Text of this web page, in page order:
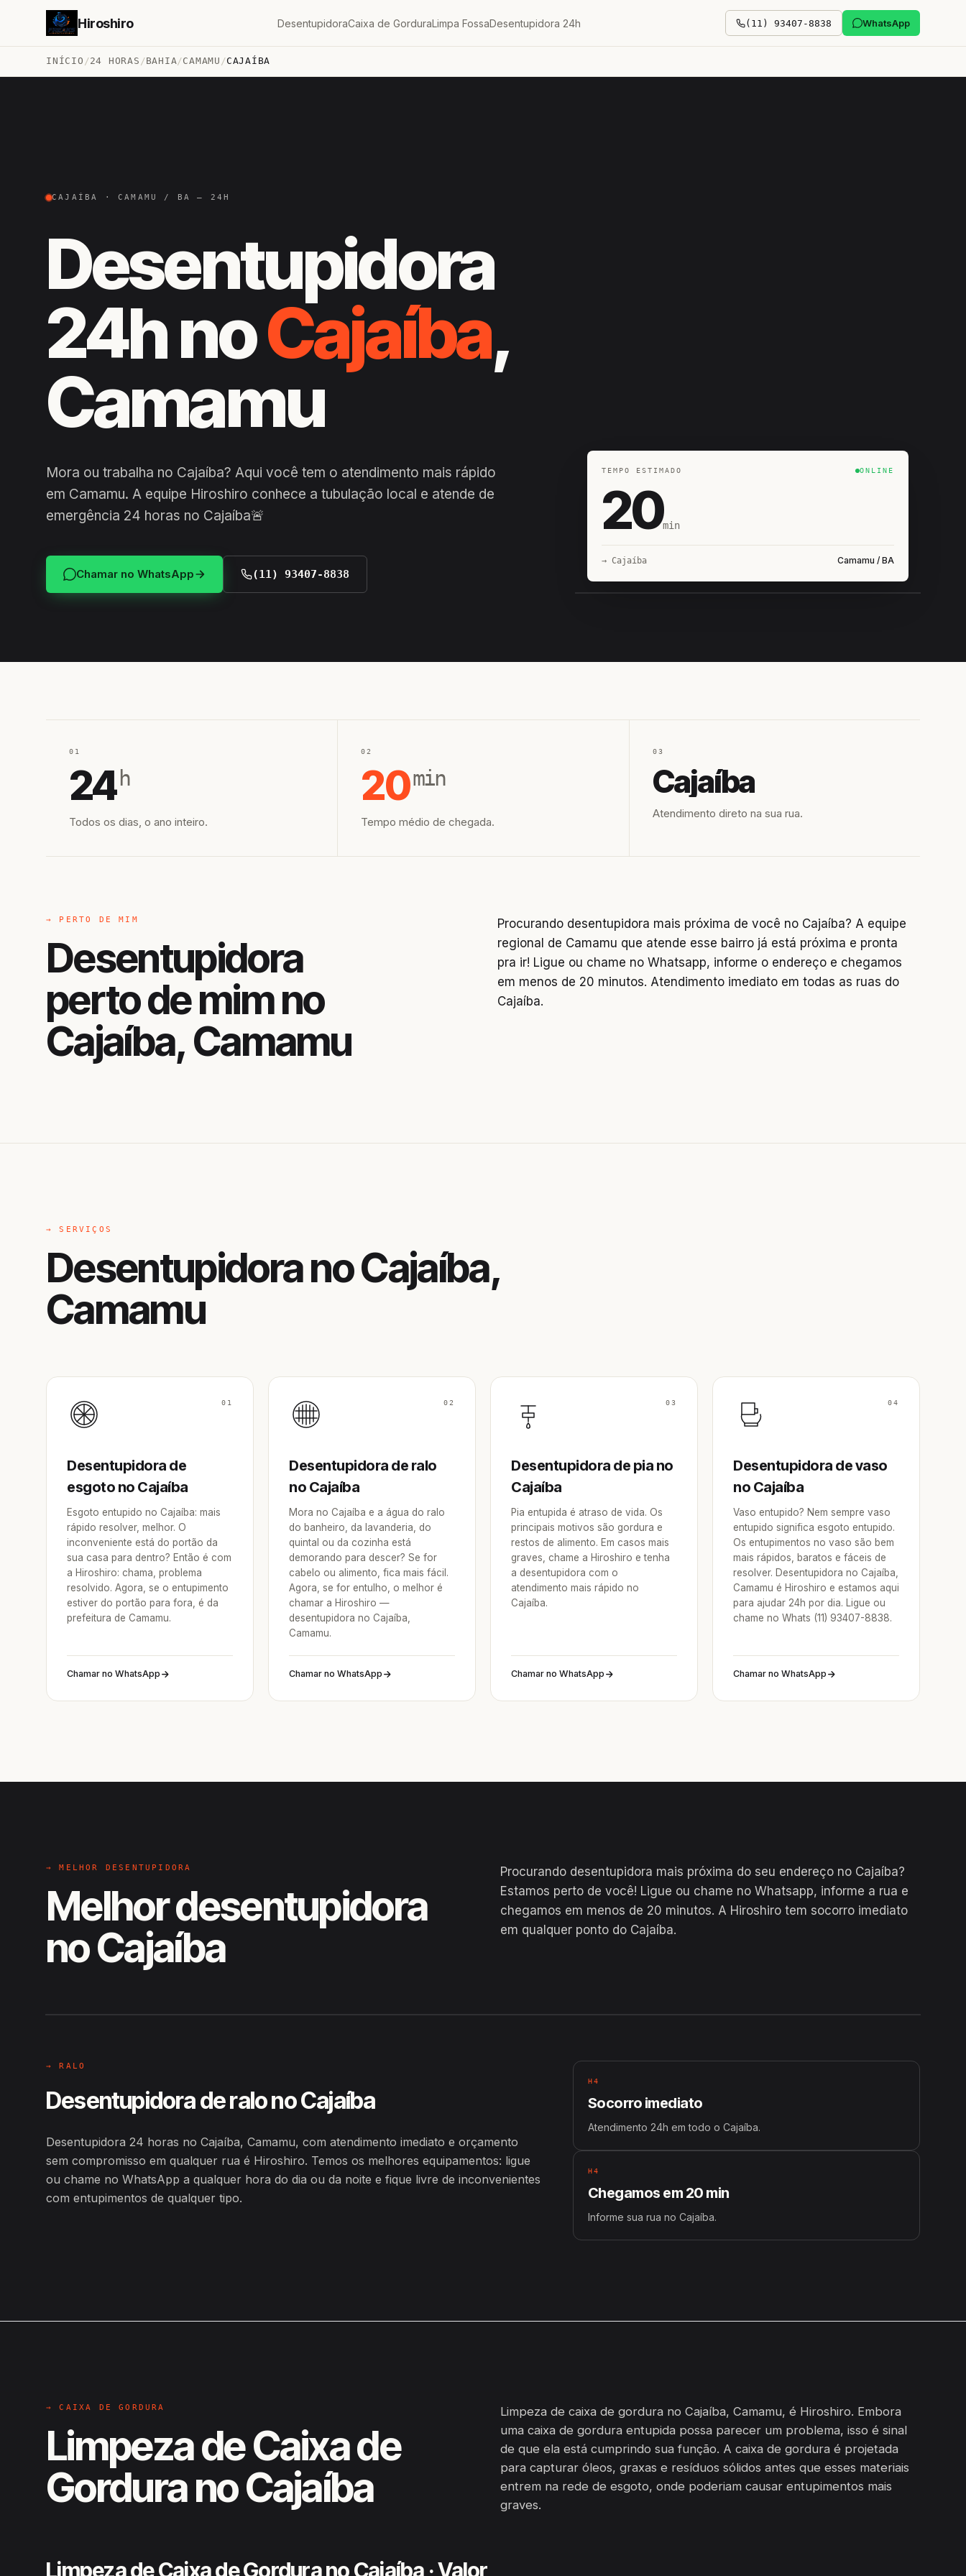
Hiroshiro DesentupidoraCaixa de GorduraLimpa FossaDesentupidora 24h (11) 93407-8838 WhatsApp
INÍCIO /24 HORAS /BAHIA/CAMAMU /CAJAÍBA
CAJAÍBA · CAMAMU / BA — 24H
Desentupidora
24h noCajaíba,
Camamu
Mora ou trabalha no Cajaíba? Aqui você tem o atendimento mais rápido
em Camamu. A equipe Hiroshiro conhece a tubulação local e atende de
emergência 24 horas no Cajaíba🚨
Chamar no WhatsApp (11) 93407-8838
TEMPO ESTIMADO ONLINE
20min
→ Cajaíba Camamu / BA
01
24 h
Todos os dias, o ano inteiro.
02
20min
Tempo médio de chegada.
03
Cajaíba
Atendimento direto na sua rua.
→ PERTO DE MIM
Desentupidora
perto de mim no
Cajaíba, Camamu
Procurando desentupidora mais próxima de você no Cajaíba? A equipe
regional de Camamu que atende esse bairro já está próxima e pronta
pra ir! Ligue ou chame no Whatsapp, informe o endereço e chegamos
em menos de 20 minutos. Atendimento imediato em todas as ruas do
Cajaíba.
→ SERVIÇOS
Desentupidora no Cajaíba,
Camamu
01
Desentupidora de
esgoto no Cajaíba
Esgoto entupido no Cajaíba: mais
rápido resolver, melhor. O
inconveniente está do portão da
sua casa para dentro? Então é com
a Hiroshiro: chama, problema
resolvido. Agora, se o entupimento
estiver do portão para fora, é da
prefeitura de Camamu.
Chamar no WhatsApp
02
Desentupidora de ralo
no Cajaíba
Mora no Cajaíba e a água do ralo
do banheiro, da lavanderia, do
quintal ou da cozinha está
demorando para descer? Se for
cabelo ou alimento, fica mais fácil.
Agora, se for entulho, o melhor é
chamar a Hiroshiro —
desentupidora no Cajaíba,
Camamu.
Chamar no WhatsApp
03
Desentupidora de pia no
Cajaíba
Pia entupida é atraso de vida. Os
principais motivos são gordura e
restos de alimento. Em casos mais
graves, chame a Hiroshiro e tenha
a desentupidora com o
atendimento mais rápido no
Cajaíba.
Chamar no WhatsApp
04
Desentupidora de vaso
no Cajaíba
Vaso entupido? Nem sempre vaso
entupido significa esgoto entupido.
Os entupimentos no vaso são bem
mais rápidos, baratos e fáceis de
resolver. Desentupidora no Cajaíba,
Camamu é Hiroshiro e estamos aqui
para ajudar 24h por dia. Ligue ou
chame no Whats (11) 93407-8838.
Chamar no WhatsApp
→ MELHOR DESENTUPIDORA
Melhor desentupidora
no Cajaíba
Procurando desentupidora mais próxima do seu endereço no Cajaíba?
Estamos perto de você! Ligue ou chame no Whatsapp, informe a rua e
chegamos em menos de 20 minutos. A Hiroshiro tem socorro imediato
em qualquer ponto do Cajaíba.
EM CAMPO
→ RALO
Desentupidora de ralo no Cajaíba
Desentupidora 24 horas no Cajaíba, Camamu, com atendimento imediato e orçamento
sem compromisso em qualquer rua é Hiroshiro. Temos os melhores equipamentos: ligue
ou chame no WhatsApp a qualquer hora do dia ou da noite e fique livre de inconvenientes
com entupimentos de qualquer tipo.
H4
Socorro imediato
Atendimento 24h em todo o Cajaíba.
H4
Chegamos em 20 min
Informe sua rua no Cajaíba.
→ CAIXA DE GORDURA
Limpeza de Caixa de
Gordura no Cajaíba
Limpeza de caixa de gordura no Cajaíba, Camamu, é Hiroshiro. Embora
uma caixa de gordura entupida possa parecer um problema, isso é sinal
de que ela está cumprindo sua função. A caixa de gordura é projetada
para capturar óleos, graxas e resíduos sólidos antes que esses materiais
entrem na rede de esgoto, onde poderiam causar entupimentos mais
graves.
Limpeza de Caixa de Gordura no Cajaíba · Valor